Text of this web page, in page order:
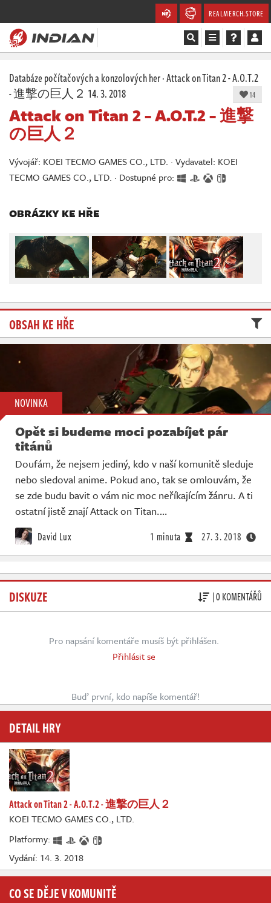
REALMERCH.STORE
Magazín
Recenze
Videa
Soutěže
Komunita
Redakce
Živě
Databáze počítačových a konzolových her·Attack on Titan 2 - A.O.T.2
- 進撃の巨人２ 14. 3. 2018 14
Attack on Titan 2 - A.O.T.2 - 進撃
の巨人２
Vývojář: KOEI TECMO GAMES CO., LTD. · Vydavatel: KOEI
TECMO GAMES CO., LTD. · Dostupné pro:
OBRÁZKY KE HŘE
OBSAH KE HŘE
NOVINKA
Opět si budeme moci pozabíjet pár
titánů
Doufám, že nejsem jediný, kdo v naší komunitě sleduje
nebo sledoval anime. Pokud ano, tak se omlouvám, že
se zde budu bavit o vám nic moc neříkajícím žánru. A ti
ostatní jistě znají Attack on Titan.…
David Lux 1 minuta 27. 3. 2018
DISKUZE | 0 KOMENTÁŘŮ
Pro napsání komentáře musíš být přihlášen.
Přihlásit se
Buď první, kdo napíše komentář!
DETAIL HRY
Attack on Titan 2 - A.O.T.2 - 進撃の巨人２
KOEI TECMO GAMES CO., LTD.
Platformy:
Vydání: 14. 3. 2018
CO SE DĚJE V KOMUNITĚ